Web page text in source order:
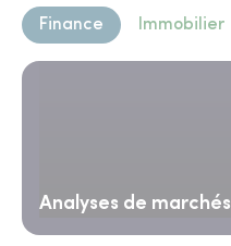
Finance Immobilier
Analyses de marchés